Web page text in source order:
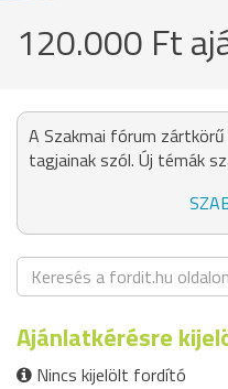
120.000 Ft
A Szakmai fórum
tagjainak szól. Új témák
Ajánlatkérésre
Nincs kijelölt fordító